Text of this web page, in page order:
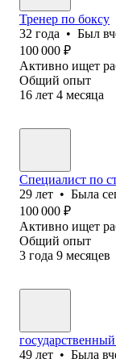
Тренер по боксу
32 года • Был
100 000 ₽
Активно ищет
Общий опыт
16 лет 4 месяца
Специалист по
29 лет • Была
100 000 ₽
Активно ищет
Общий опыт
3 года 9 месяцев
49 лет • Была